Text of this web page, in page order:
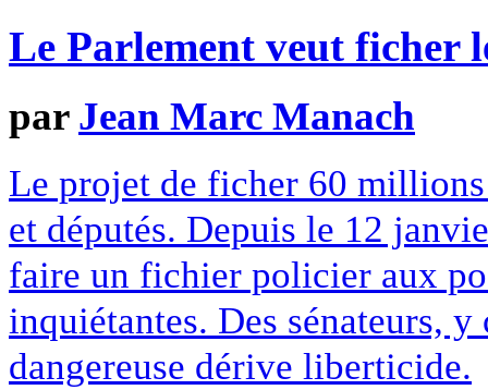
Le Parlement veut ficher
par Jean Marc Manach
Le projet de ficher 60 millions
et députés. Depuis le 12
faire un fichier policier aux
inquiétantes. Des sénateurs,
dangereuse dérive liberticide.